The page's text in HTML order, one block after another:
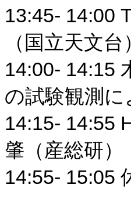
13:45- 14:00
（国立天文台
14:00- 14:15
の試験観測
14:15- 14:55
肇（産総研）
14:55- 15:05